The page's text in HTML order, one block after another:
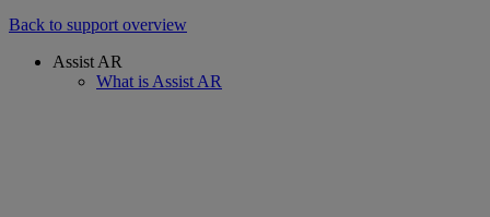
Back to support overview
Assist AR
What is Assist AR